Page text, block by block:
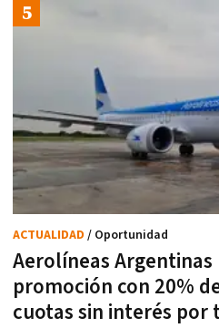
Aerolíneas Argentinas
promoción con 20%
cuotas sin interés
ACTUALIDAD / Oportunidad